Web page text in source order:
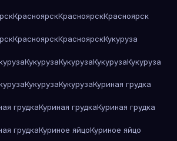
КрасноярскКрасноярскКрасноярск
КрасноярскКрасноярскКукуруза
КукурузаКукурузаКукурузаКукуруза
КукурузаКукурузаКуриная грудка
грудкаКуриная грудкаКуриная грудка
грудкаКуриное яйцоКуриное яйцо